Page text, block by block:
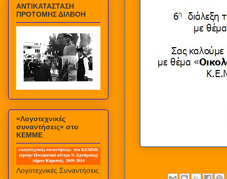
ΑΝΤΙΚΑΤΑΣΤΑΣΗ
ΠΡΟΤΟΜΗΣ ΔΙΛΒΟΗ
«Λογοτεχνικές
συναντήσεις» στο
ΚΕΜΜΕ
Λογοτεχνικές Συναντήσεις